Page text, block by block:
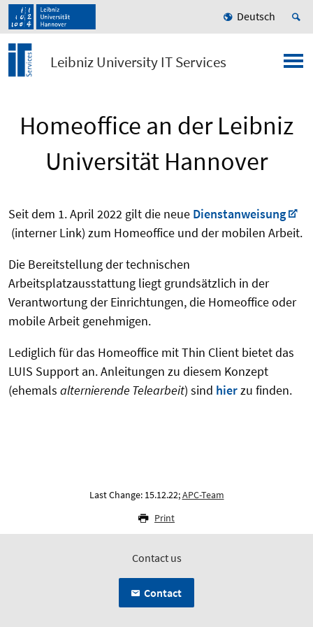
Deutsch
Leibniz University IT Services
Homeoffice an der Leibniz
Universität Hannover
Seit dem 1. April 2022 gilt die neue Dienstanweisung
(interner Link) zum Homeoffice und der mobilen Arbeit.
Die Bereitstellung der technischen
Arbeitsplatzausstattung liegt grundsätzlich in der
Verantwortung der Einrichtungen, die Homeoffice oder
mobile Arbeit genehmigen.
Lediglich für das Homeoffice mit Thin Client bietet das
LUIS Support an. Anleitungen zu diesem Konzept
(ehemals alternierende Telearbeit) sind hierzu finden.
Last Change: 15.12.22;APC-Team
Print
Contact us
Contact